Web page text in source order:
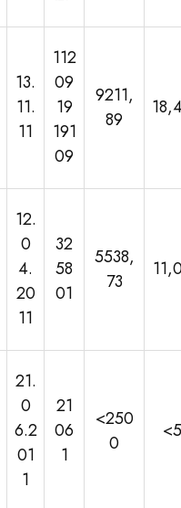
13.
11.
11
112
09
19
191
09
9211,
89
12.
0
4.
20
11
32
58
01
5538,
73
21.
0
6.2
01
1
21
06
1
<250
0
<5